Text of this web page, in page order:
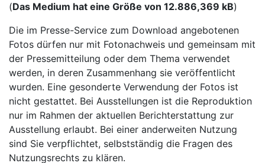
(Das Medium hat eine Größe von 12.886,369 kB)
Die im Presse-Service zum Download angebotenen
Fotos dürfen nur mit Fotonachweis und gemeinsam mit
der Pressemitteilung oder dem Thema verwendet
werden, in deren Zusammenhang sie veröffentlicht
wurden. Eine gesonderte Verwendung der Fotos ist
nicht gestattet. Bei Ausstellungen ist die Reproduktion
nur im Rahmen der aktuellen Berichterstattung zur
Ausstellung erlaubt. Bei einer anderweiten Nutzung
sind Sie verpflichtet, selbstständig die Fragen des
Nutzungsrechts zu klären.